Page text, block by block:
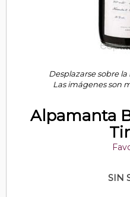
Desplazarse sobre
Las imágenes son
Alpamanta
SIN